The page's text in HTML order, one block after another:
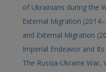
of Ukrainians during the
External Migration
and External Migration
Imperial Endeavor and
The Russia-Ukraine War,